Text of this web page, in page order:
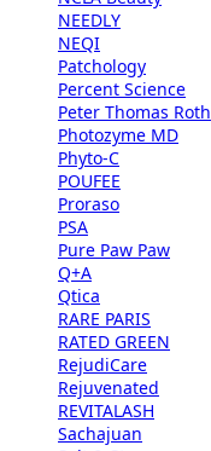
NEEDLY
NEQI
Patchology
Percent Science
Peter Thomas Roth
Photozyme MD
Phyto-C
POUFEE
Proraso
PSA
Pure Paw Paw
Q+A
Qtica
RARE PARIS
RATED GREEN
RejudiCare
Rejuvenated
REVITALASH
Sachajuan